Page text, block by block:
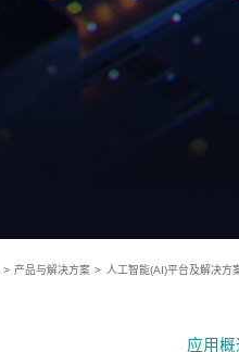
> 产品与解决方案 > 人工智能(AI)平台及解决方
应用概